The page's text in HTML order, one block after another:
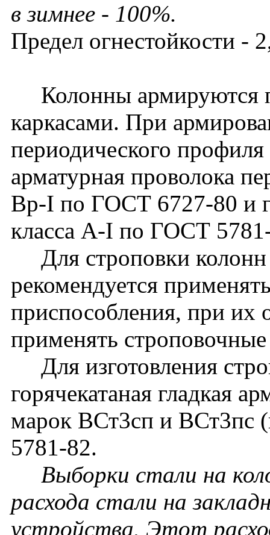
в зимнее - 100%.
Предел огнестойкости -
Колонны армируются
каркасами. При
периодического
арматурная проволока
Вр-I по ГОСТ 6727-80 и
класса A-I по ГОСТ
Для строповки колонн
рекомендуется
приспособления, при их
применять
Для изготовления
горячекатаная гладкая
марок ВСт3сп и ВСт3пс
5781-82.
Выборки стали на
расхода стали на
устройства. Этот